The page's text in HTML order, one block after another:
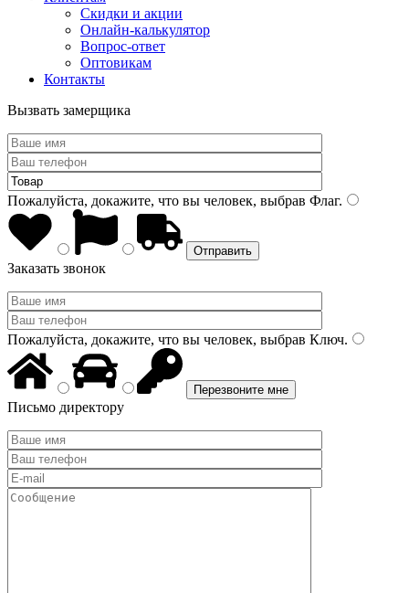
Скидки и акции
Онлайн-калькулятор
Вопрос-ответ
Оптовикам
Контакты
Вызвать замерщика
Пожалуйста, докажите, что вы человек, выбрав Флаг.
Заказать звонок
Пожалуйста, докажите, что вы человек, выбрав Ключ.
Письмо директору